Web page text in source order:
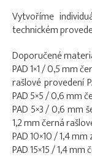
Vytvoříme
technickém
Doporučené
PAD 1×1 / 0,5 mm
rašlové provedení
PAD 5×5 / 0,6 mm
PAD 5×3 / 0,6 mm
1,2 mm černá
PAD 10×10 / 1,4
PAD 15×15 / 1,4